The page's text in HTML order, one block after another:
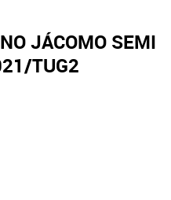
JÁCOMO SEMI
TUG2